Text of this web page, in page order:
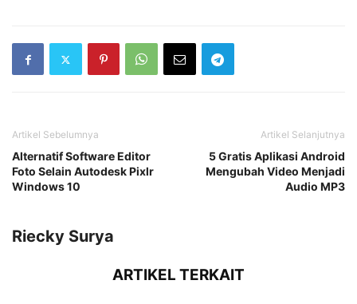
Artikel Sebelumnya
Alternatif Software Editor
Foto Selain Autodesk Pixlr
Windows 10
Artikel Selanjutnya
5 Gratis Aplikasi Android
Mengubah Video Menjadi
Audio MP3
Riecky Surya
ARTIKEL TERKAIT